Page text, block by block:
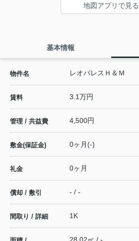
地図アプリで見る
基本情報
物件名 レオパレスＨ＆Ｍ
賃料 3.1万円
管理 / 共益費 4,500円
敷金(保証金) 0ヶ月(-)
礼金 0ヶ月
償却 / 敷引 - / -
間取り / 詳細 1K